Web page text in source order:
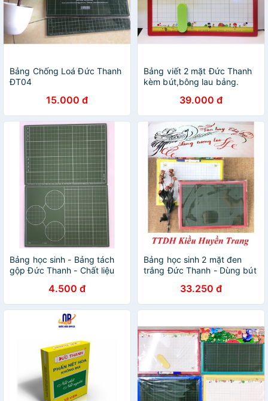
Bảng Chống Loá Đức Thanh
ĐT04
15.000 đ
Bảng viết 2 mặt Đức Thanh
kèm bút,bông lau bảng.
39.000 đ
Bảng học sinh - Bảng tách
gộp Đức Thanh - Chất liệu
4.500 đ
Bảng học sinh 2 mặt đen
trắng Đức Thanh - Dùng bút
33.250 đ